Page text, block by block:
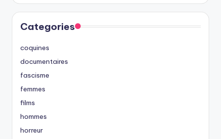
Categories
coquines
documentaires
fascisme
femmes
films
hommes
horreur